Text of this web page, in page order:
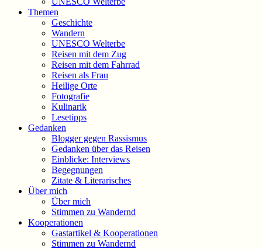
Themen
Geschichte
Wandern
UNESCO Welterbe
Reisen mit dem Zug
Reisen mit dem Fahrrad
Reisen als Frau
Heilige Orte
Fotografie
Kulinarik
Lesetipps
Gedanken
Blogger gegen Rassismus
Gedanken über das Reisen
Einblicke: Interviews
Begegnungen
Zitate & Literarisches
Über mich
Über mich
Stimmen zu Wandernd
Kooperationen
Gastartikel & Kooperationen
Stimmen zu Wandernd